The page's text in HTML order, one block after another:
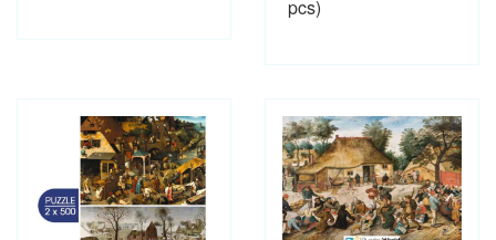
pcs)